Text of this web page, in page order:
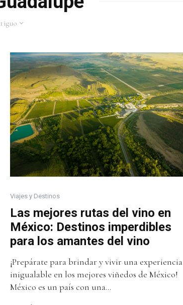
Viajes y Destinos
Las mejores rutas del vino en
México: Destinos imperdibles
para los amantes del vino
¡Prepárate para brindar y vivir una experiencia
inigualable en los mejores viñedos de México!
México es un país con una...